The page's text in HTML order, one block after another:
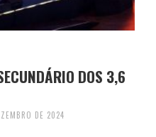
DOS 3,6
DE 2024